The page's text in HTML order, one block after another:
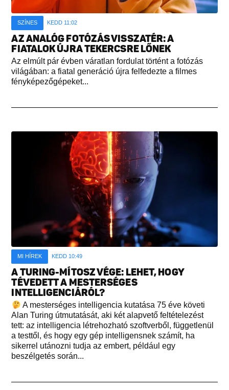
SZÍNES KEDD 11:02
AZ ANALÓG FOTÓZÁS VISSZATÉR: A
FIATALOK ÚJRA TEKERCSRE LŐNEK
Az elmúlt pár évben váratlan fordulat történt a fotózás
világában: a fiatal generáció újra felfedezte a filmes
fényképezőgépeket...
MI HÍREK KEDD 10:49
A TURING-MÍTOSZ VÉGE: LEHET, HOGY
TÉVEDETT A MESTERSÉGES
INTELLIGENCIÁRÓL?
A mesterséges intelligencia kutatása 75 éve követi
Alan Turing útmutatását, aki két alapvető feltételezést
tett: az intelligencia létrehozható szoftverből, függetlenül
a testtől, és hogy egy gép intelligensnek számít, ha
sikerrel utánozni tudja az embert, például egy
beszélgetés során...